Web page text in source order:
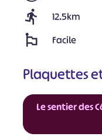
12.5km
Facile
Plaquettes
Le sentier des